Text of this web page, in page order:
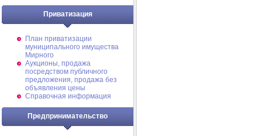
Приватизация
План приватизации
муниципального имущества
Мирного
Аукционы, продажа
посредством публичного
предложения, продажа без
объявления цены
Справочная информация
Предпринимательство